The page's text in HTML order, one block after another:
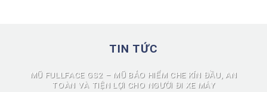
TIN TỨC
MŨ FULLFACE GS2 – MŨ BẢO HIỂM CHE KÍN ĐẦU, AN
TOÀN VÀ TIỆN LỢI CHO NGƯỜI ĐI XE MÁY